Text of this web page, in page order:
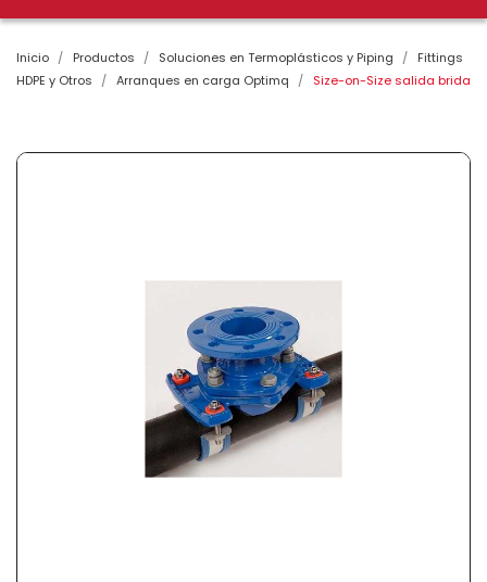
Inicio Productos Soluciones en Termoplásticos y Piping
Fittings
HDPE y Otros
Arranques en carga Optimq Size-on-Size salida brida